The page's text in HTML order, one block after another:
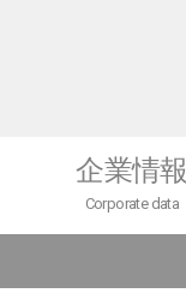
企業情報
Corporate data